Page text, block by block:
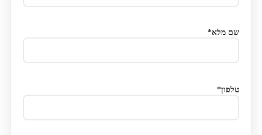
שם מלא*
טלפון*